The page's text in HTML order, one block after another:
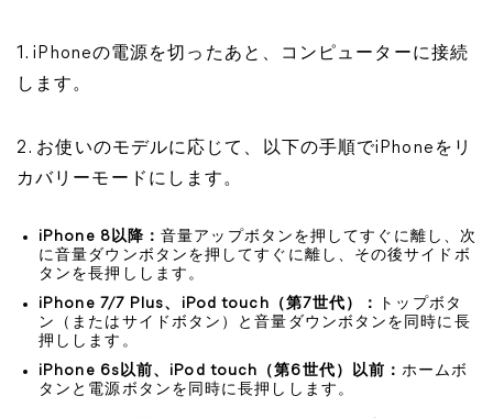
1. iPhoneの電源を切ったあと、コンピューターに接続
します。
2. お使いのモデルに応じて、以下の手順でiPhoneをリ
カバリーモードにします。
iPhone 8以降：音量アップボタンを押してすぐに離し、次
に音量ダウンボタンを押してすぐに離し、その後サイドボ
タンを長押しします。
iPhone 7/7 Plus、iPod touch（第7世代）：
トップボタ
ン（またはサイドボタン）と音量ダウンボタンを同時に長
押しします。
iPhone 6s以前、iPod touch（第6世代）以前 ：ホームボ
タンと電源ボタンを同時に長押しします。